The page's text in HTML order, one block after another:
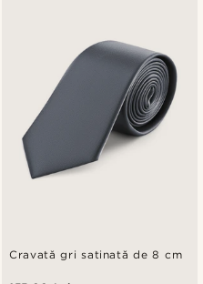
Cravată gri satinată de 8 cm